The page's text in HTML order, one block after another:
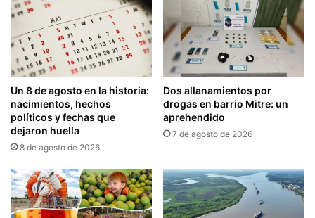
Un 8 de agosto en la historia:
nacimientos, hechos
políticos y fechas que
dejaron huella
8 de agosto de 2026
Dos allanamientos por
drogas en barrio Mitre: un
aprehendido
7 de agosto de 2026